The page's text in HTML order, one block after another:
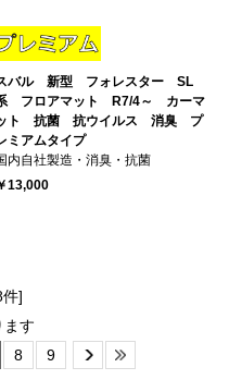
バル 新型 フォレスター SL
フロアマット R7/4～ カーマ
ト 抗菌 抗ウイルス 消臭 プ
ミアムタイプ
内自社製造・消臭・抗菌
13,000
]
ます
8 9